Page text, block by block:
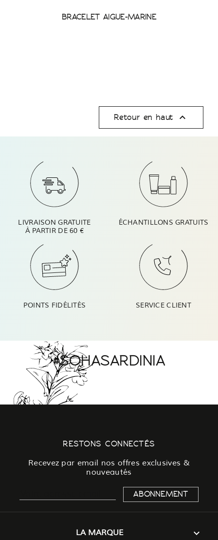
BRACELET AIGUE-MARINE
Retour en haut 
LIVRAISON GRATUITE
À PARTIR DE 60 €
ÉCHANTILLONS GRATUITS
POINTS FIDÉLITÉS SERVICE CLIENT
#SOHASARDINIA
RESTONS CONNECTÉS
Recevez par email nos offres exclusives &
nouveautés
LA MARQUE 